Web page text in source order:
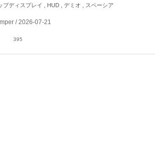
プディスプレイ , HUD , デミオ , スペーシア
/ 2026-07-21
395